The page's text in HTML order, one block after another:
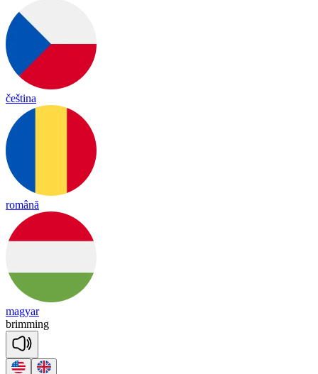
čeština
română
magyar
brimming